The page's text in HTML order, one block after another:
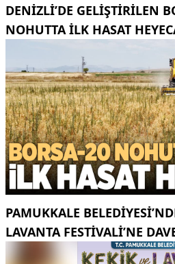
DENIZLI’DE GELIŞTIRILEN
NOHUTTA ILK HASAT
PAMUKKALE
LAVANTA FESTIVALI’NE